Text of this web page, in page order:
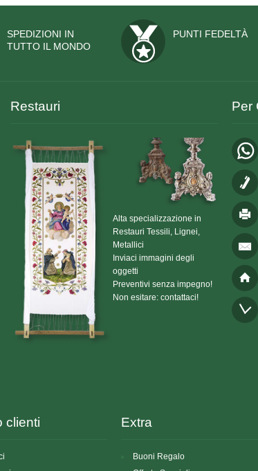
SPEDIZIONI IN
TUTTO IL MONDO
PUNTI FEDELTÀ
Restauri
Alta specializzazione in
Restauri Tessili, Lignei,
Metallici
Inviaci immagini degli
oggetti
Preventivi senza impegno!
Non esitare: contattaci!
Per
clienti Extra
Buoni Regalo